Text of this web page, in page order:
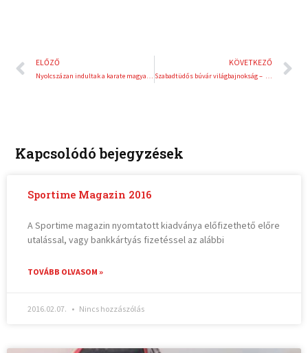
Előző
ELŐZŐ
Nyolcszázan indultak a karate magyar bajnokságon
KÖVETKEZŐ
Szabadtüdős búvár világbajnokság – Törőcsik Zsófiának is szurkolhatunk a Duna Arénában
Kapcsolódó bejegyzések
Sportime Magazin 2016
A Sportime magazin nyomtatott kiadványa előfizethető előre
utalással, vagy bankkártyás fizetéssel az alábbi
TOVÁBB OLVASOM »
2016.02.07. Nincs hozzászólás